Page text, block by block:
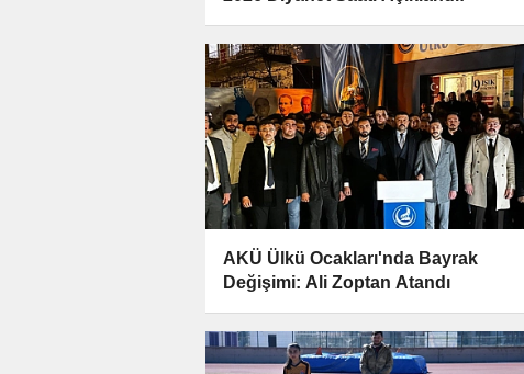
AKÜ Ülkü Ocakları'nda Bayrak
Değişimi: Ali Zoptan Atandı